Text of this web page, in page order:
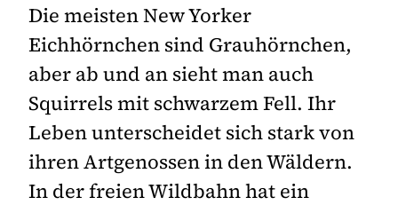
Die meisten New Yorker
Eichhörnchen sind Grauhörnchen,
aber ab und an sieht man auch
Squirrels mit schwarzem Fell. Ihr
Leben unterscheidet sich stark von
ihren Artgenossen in den Wäldern.
In der freien Wildbahn hat ein